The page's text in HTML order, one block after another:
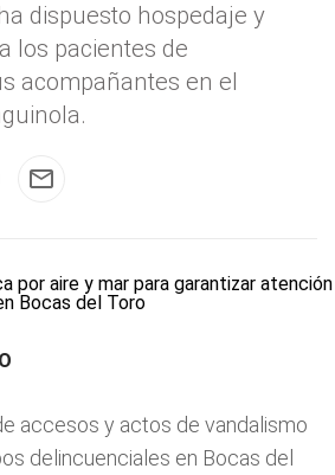
dispuesto hospedaje y
los pacientes de
acompañantes en el
accesos y actos de vandalismo
delincuenciales en Bocas del